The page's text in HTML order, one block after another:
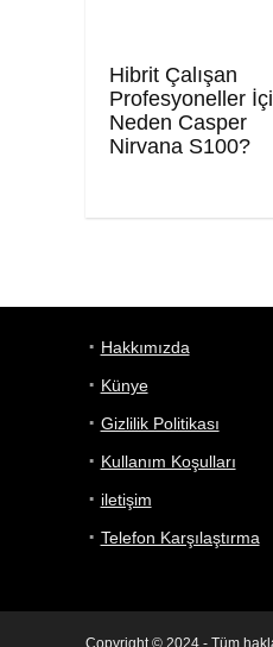
Hibrit Çalışan
Profesyoneller
Neden Casper
Nirvana S100?
Hakkımızda
Künye
Gizlilik Politikası
Kullanım Koşulları
iletişim
Telefon Karşılaştırma
Copyright © 2024 - Tüm